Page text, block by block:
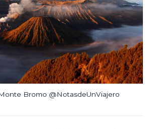
Bromo @NotasdeUnViajero